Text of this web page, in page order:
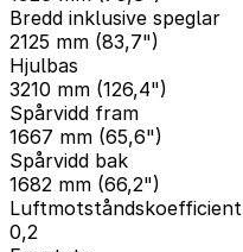
Bredd inklusive speglar
2125 mm (83,7")
Hjulbas
3210 mm (126,4")
Spårvidd fram
1667 mm (65,6")
Spårvidd bak
1682 mm (66,2")
Luftmotståndskoefficient
0,2